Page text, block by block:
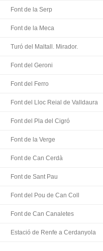
Font de la Serp
Font de la Meca
Turó del Maltall. Mirador.
Font del Geroni
Font del Ferro
Font del Lloc Reial de Valldaura
Font del Pla del Cigró
Font de la Verge
Font de Can Cerdà
Font de Sant Pau
Font del Pou de Can Coll
Font de Can Canaletes
Estació de Renfe a Cerdanyola